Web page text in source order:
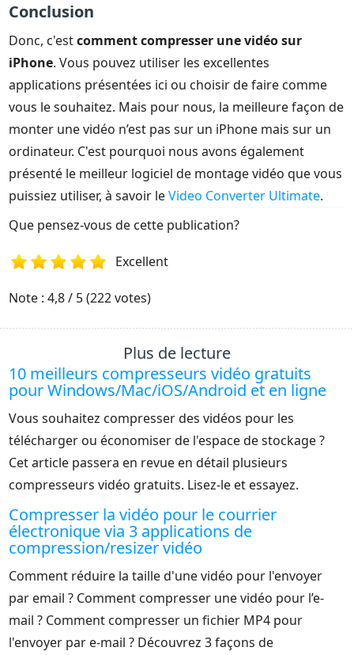
Conclusion
Donc, c'estcomment compresser une vidéo sur
iPhone. Vous pouvez utiliser les excellentes
applications présentées ici ou choisir de faire comme
vous le souhaitez. Mais pour nous, la meilleure façon de
monter une vidéo n’est pas sur un iPhone mais sur un
ordinateur. C'est pourquoi nous avons également
présenté le meilleur logiciel de montage vidéo que vous
puissiez utiliser, à savoir leVideo Converter Ultimate.
Que pensez-vous de cette publication?
1 3 4 5
Excellent
Note : 4,8 / 5 (222 votes)
Plus de lecture
10 meilleurs compresseurs vidéo gratuits
pour Windows/Mac/iOS/Android et en ligne
Vous souhaitez compresser des vidéos pour les
télécharger ou économiser de l'espace de stockage ?
Cet article passera en revue en détail plusieurs
compresseurs vidéo gratuits. Lisez-le et essayez.
Compresser la vidéo pour le courrier
électronique via 3 applications de
compression/resizer vidéo
Comment réduire la taille d'une vidéo pour l'envoyer
par email ? Comment compresser une vidéo pour l’e-
mail ? Comment compresser un fichier MP4 pour
l'envoyer par e-mail ? Découvrez 3 façons de